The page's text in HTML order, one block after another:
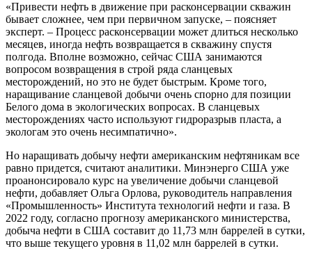
«Привести нефть в движение при расконсервации скважин
бывает сложнее, чем при первичном запуске, – поясняет
эксперт. – Процесс расконсервации может длиться несколько
месяцев, иногда нефть возвращается в скважину спустя
полгода. Вполне возможно, сейчас США занимаются
вопросом возвращения в строй ряда сланцевых
месторождений, но это не будет быстрым. Кроме того,
наращивание сланцевой добычи очень спорно для позиции
Белого дома в экологических вопросах. В сланцевых
месторождениях часто используют гидроразрыв пласта, а
экологам это очень несимпатично».
Но наращивать добычу нефти американским нефтяникам все
равно придется, считают аналитики. Минэнерго США уже
проанонсировало курс на увеличение добычи сланцевой
нефти, добавляет Ольга Орлова, руководитель направления
«Промышленность» Института технологий нефти и газа. В
2022 году, согласно прогнозу американского министерства,
добыча нефти в США составит до 11,73 млн баррелей в сутки,
что выше текущего уровня в 11,02 млн баррелей в сутки.